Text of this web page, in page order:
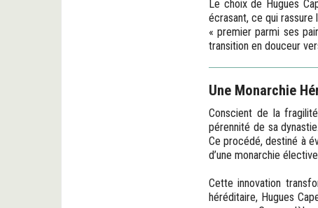
Le choix de Hugues
écrasant, ce qui
« premier parmi ses
transition en douceur
Une Monarchie
Conscient de la
pérennité de sa
Ce procédé, destiné à
d’une monarchie
Cette innovation
héréditaire, Hugues